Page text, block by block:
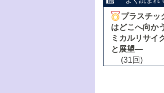
プラスチッ
はどこへ向か
ミカルリサイ
と展望―
(31回)